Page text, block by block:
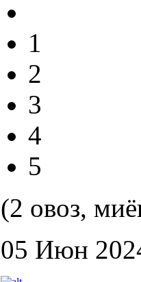
1
2
3
4
5
(2 овоз,
05 Июн